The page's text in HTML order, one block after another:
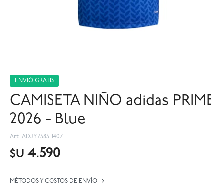
ENVIÓ GRATIS
CAMISETA NIÑO adidas
2026 - Blue
ADJY7585-1407
$U 4.590
MÉTODOS Y COSTOS DE ENVÍO